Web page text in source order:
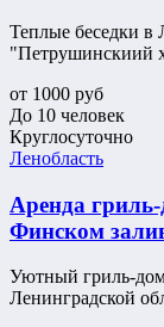
Теплые беседки в
"Петрушинскиий
от 1000 руб
До 10 человек
Круглосуточно
Ленобласть
Аренда
Финском
Уютный гриль-
Ленинградской